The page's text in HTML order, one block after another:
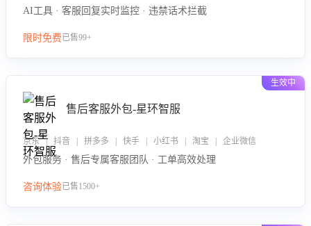
AI工具 · 客服回复实时监控 · 违禁话术拦截
限时免费已售99+
生效中
售后客服外包-星环智服
京东 | 抖音 | 拼多多 | 快手 | 小红书 | 淘宝 | 企业微信
外包服务 · 售后专属客服团队 · 工单高效处理
咨询体验已售1500+